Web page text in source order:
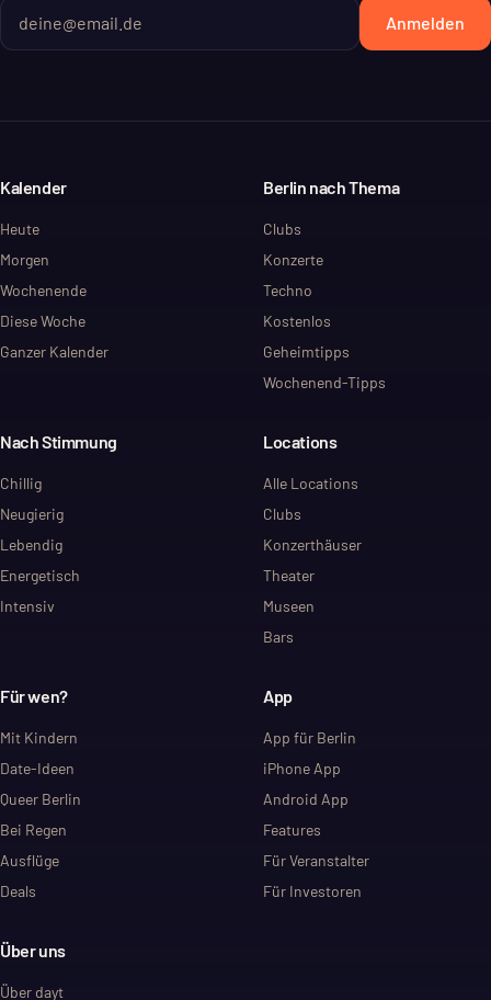
Anmelden
Kalender
Heute
Morgen
Wochenende
Diese Woche
Ganzer Kalender
Berlin nach Thema
Clubs
Konzerte
Techno
Kostenlos
Geheimtipps
Wochenend-Tipps
Nach Stimmung
Chillig
Neugierig
Lebendig
Energetisch
Intensiv
Locations
Alle Locations
Clubs
Konzerthäuser
Theater
Museen
Bars
Für wen?
Mit Kindern
Date-Ideen
Queer Berlin
Bei Regen
Ausflüge
Deals
App
App für Berlin
iPhone App
Android App
Features
Für Veranstalter
Für Investoren
Über uns
Über dayt